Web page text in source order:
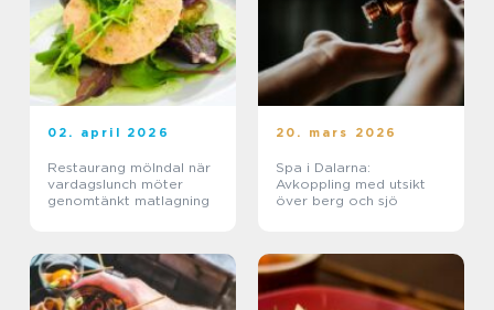
02. april 2026
Restaurang mölndal när
vardagslunch möter
genomtänkt matlagning
20. mars 2026
Spa i Dalarna:
Avkoppling med utsikt
över berg och sjö